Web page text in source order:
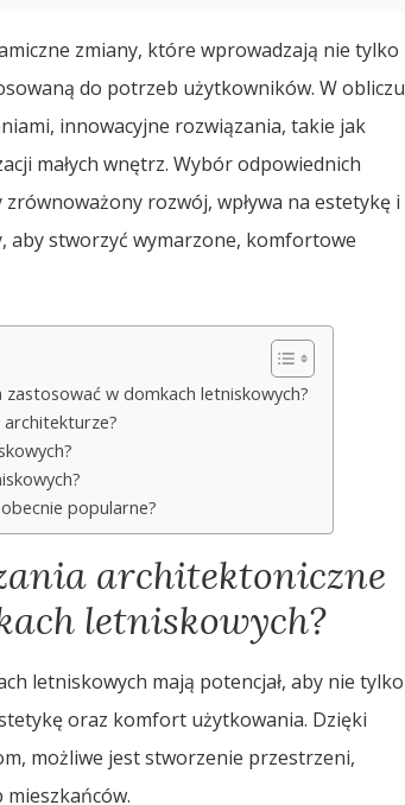
zmiany, które wprowadzają nie tylko
do potrzeb użytkowników. W obliczu
innowacyjne rozwiązania, takie jak
małych wnętrz. Wybór odpowiednich
rozwój, wpływa na estetykę i
aby stworzyć wymarzone, komfortowe
w domkach letniskowych?
architekturze?
popularne?
architektoniczne
letniskowych?
letniskowych mają potencjał, aby nie tylko
oraz komfort użytkowania. Dzięki
możliwe jest stworzenie przestrzeni,